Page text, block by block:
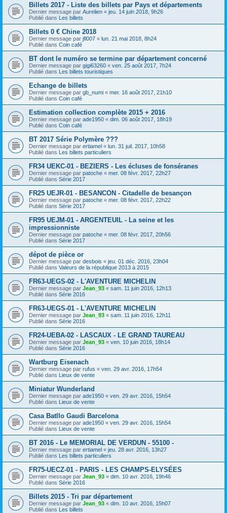
Billets 2017 - Liste des billets par Pays et départements
Dernier message par Aurelien « jeu. 14 juin 2018, 9h26
Publié dans Les billets
Billets 0 € Chine 2018
Dernier message par jfl007 « lun. 21 mai 2018, 8h24
Publié dans Coin café
BT dont le numéro se termine par département concerné
Dernier message par gigi63260 « ven. 25 août 2017, 7h24
Publié dans Les billets touristiques
Echange de billets
Dernier message par gb_numi « mer. 16 août 2017, 21h10
Publié dans Coin café
Estimation collection complète 2015 + 2016
Dernier message par ade1950 « dim. 06 août 2017, 18h19
Publié dans Coin café
BT 2017 Série Polymère ???
Dernier message par ertiamel « lun. 31 juil. 2017, 10h58
Publié dans Les billets particuliers
FR34 UEKC-01 - BEZIERS - Les écluses de fonséranes
Dernier message par patoche « mer. 08 févr. 2017, 22h27
Publié dans Série 2017
FR25 UEJR-01 - BESANCON - Citadelle de besançon
Dernier message par patoche « mer. 08 févr. 2017, 22h22
Publié dans Série 2017
FR95 UEJM-01 - ARGENTEUIL - La seine et les
impressionniste
Dernier message par patoche « mer. 08 févr. 2017, 20h56
Publié dans Série 2017
dépot de pièce or
Dernier message par desbois « jeu. 01 déc. 2016, 23h04
Publié dans Valeurs de la république 2013 à 2015
FR63-UEGS-02 - L'AVENTURE MICHELIN
Dernier message par Jean_93 « sam. 11 juin 2016, 12h13
Publié dans Série 2016
FR63-UEGS-01 - L'AVENTURE MICHELIN
Dernier message par Jean_93 « sam. 11 juin 2016, 12h11
Publié dans Série 2016
FR24-UEBA-02 - LASCAUX - LE GRAND TAUREAU
Dernier message par Jean_93 « ven. 10 juin 2016, 18h14
Publié dans Série 2016
Wartburg Eisenach
Dernier message par rufus « ven. 29 avr. 2016, 17h54
Publié dans Lieux de vente
Miniatur Wunderland
Dernier message par ade1950 « ven. 29 avr. 2016, 15h54
Publié dans Lieux de vente
Casa Batllo Gaudi Barcelona
Dernier message par ade1950 « ven. 29 avr. 2016, 15h54
Publié dans Lieux de vente
BT 2016 - Le MEMORIAL DE VERDUN - 55100 -
Dernier message par ertiamel « jeu. 28 avr. 2016, 13h27
Publié dans Les billets particuliers
FR75-UECZ-01 - PARIS - LES CHAMPS-ELYSÉES
Dernier message par Jean_93 « dim. 10 avr. 2016, 19h46
Publié dans Série 2016
Billets 2015 - Tri par département
Dernier message par Jean_93 « dim. 10 avr. 2016, 15h07
Publié dans Les billets